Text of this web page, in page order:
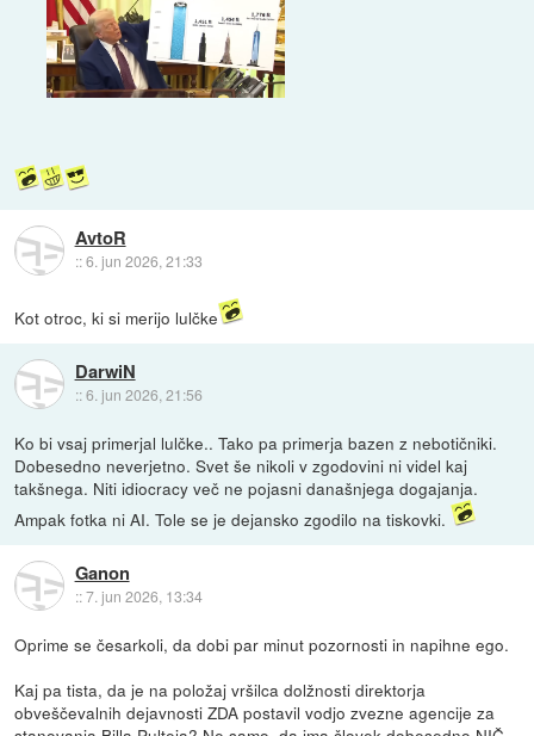
AvtoR
::6. jun 2026, 21:33
Kot otroc, ki si merijo lulčke
DarwiN
::6. jun 2026, 21:56
Ko bi vsaj primerjal lulčke.. Tako pa primerja bazen z nebotičniki.
Dobesedno neverjetno. Svet še nikoli v zgodovini ni videl kaj
takšnega. Niti idiocracy več ne pojasni današnjega dogajanja.
Ampak fotka ni AI. Tole se je dejansko zgodilo na tiskovki.
Ganon
::7. jun 2026, 13:34
Oprime se česarkoli, da dobi par minut pozornosti in napihne ego.
Kaj pa tista, da je na položaj vršilca dolžnosti direktorja
obveščevalnih dejavnosti ZDA postavil vodjo zvezne agencije za